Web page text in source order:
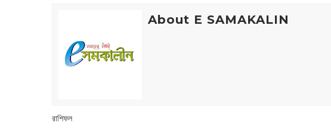
About E SAMAKALIN
রাশিফল